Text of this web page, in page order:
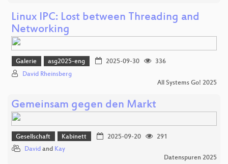
Linux IPC: Lost between Threading and
Networking
Galerie asg2025-eng 2025-09-30
336
David Rheinsberg
All Systems Go! 2025
Gemeinsam gegen den Markt
Gesellschaft Kabinett 2025-09-20
291
David and Kay
Datenspuren 2025